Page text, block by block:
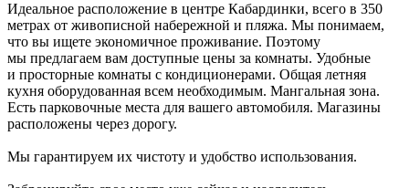
Идеальное расположение в центре Кабардинки, всего в 350
метрах от живописной набережной и пляжа. Мы понимаем,
что вы ищете экономичное проживание. Поэтому
мы предлагаем вам доступные цены за комнаты. Удобные
и просторные комнаты с кондиционерами. Общая летняя
кухня оборудованная всем необходимым. Мангальная зона.
Есть парковочные места для вашего автомобиля. Магазины
расположены через дорогу.
Мы гарантируем их чистоту и удобство использования.